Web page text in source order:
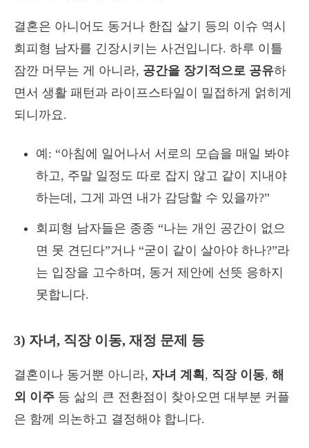
결혼은 아니어도 동거나 한집 살기 등의 이슈 역시
회피형 남자를 긴장시키는 사건입니다. 하루 이틀
잠깐 머무는 게 아니라, 공간을 장기적으로 공유하
면서 생활 패턴과 라이프스타일이 밀접하게 얽히게
되니까요.
예: “아침에 일어나서 서로의 모습을 매일 봐야
하고, 주말 일정도 따로 잡지 않고 같이 지내야
하는데, 그게 과연 내가 감당할 수 있을까?”
회피형 남자들은 종종 “나는 개인 공간이 없으
면 못 견딘다”거나 “굳이 같이 살아야 하나?”라
는 입장을 고수하며, 동거 제안에 선뜻 응하지
못합니다.
3) 자녀, 직장 이동, 재정 문제 등
결혼이나 동거뿐 아니라, 자녀 계획 , 직장 이동, 해
외 이주 등 삶의 큰 전환점이 찾아오면 대부분 커플
은 함께 의논하고 결정해야 합니다.